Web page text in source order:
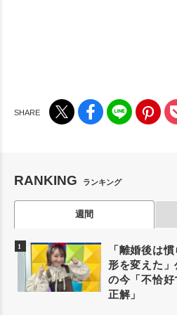
RANKING ランキング
週間
「離婚後は
形を変えた
の今「不恰
正解」